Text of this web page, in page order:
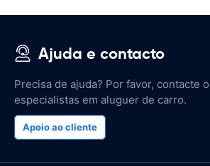
Ajuda e contacto
Precisa de ajuda? Por favor, contacte
especialistas em aluguer de carro.
Apoio ao cliente